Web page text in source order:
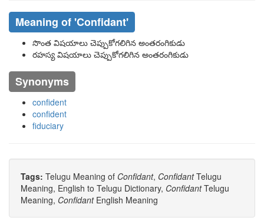
Meaning of 'confidant'
సొంత విషయాలు చెప్పుకోగలిగిన అంతరంగికుడు
రహస్య విషయాలు చెప్పుకోగలిగిన అంతరంగికుడు
Synonyms
confident
confident
fiduciary
Tags: Telugu Meaning of Confidant, ConfidantTelugu
Meaning, English to Telugu Dictionary, ConfidantTelugu
Meaning, ConfidantEnglish Meaning